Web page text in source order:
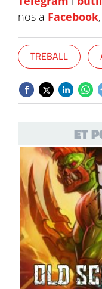
nos a Facebook,
TREBALL
ET